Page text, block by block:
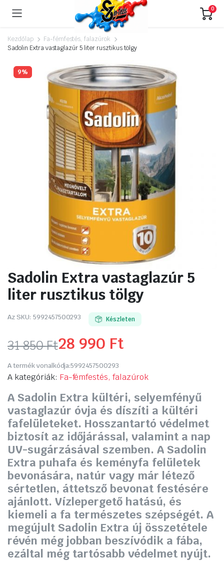
0
Kezdőlap
Fa-fémfestés, falazúrok
Sadolin Extra vastaglazúr 5 liter rusztikus tölgy
9%
Sadolin Extra vastaglazúr 5
liter rusztikus tölgy
Az SKU: 5992457500293 Készleten
31 850Ft
Original
price
was:
31
850 Ft.
28 990 Ft
Current
price
is:
28
990 Ft.
A termék vonalkódja:5992457500293
A kategóriák: Fa-fémfestés, falazúrok
A Sadolin Extra kültéri, selyemfényű
vastaglazúr óvja és díszíti a kültéri
fafelületeket. Hosszantartó védelmet
biztosít az időjárással, valamint a nap
UV-sugárzásával szemben. A Sadolin
Extra puhafa és keményfa felületek
bevonására, natúr vagy már létező
sértetlen, áttetsző bevonat festésére
ajánlott. Vízlepergető hatású, és
kiemeli a fa természetes szépségét. A
megújult Sadolin Extra új összetétele
révén még jobban beszívódik a fába,
ezáltal még tartósabb védelmet nyújt.